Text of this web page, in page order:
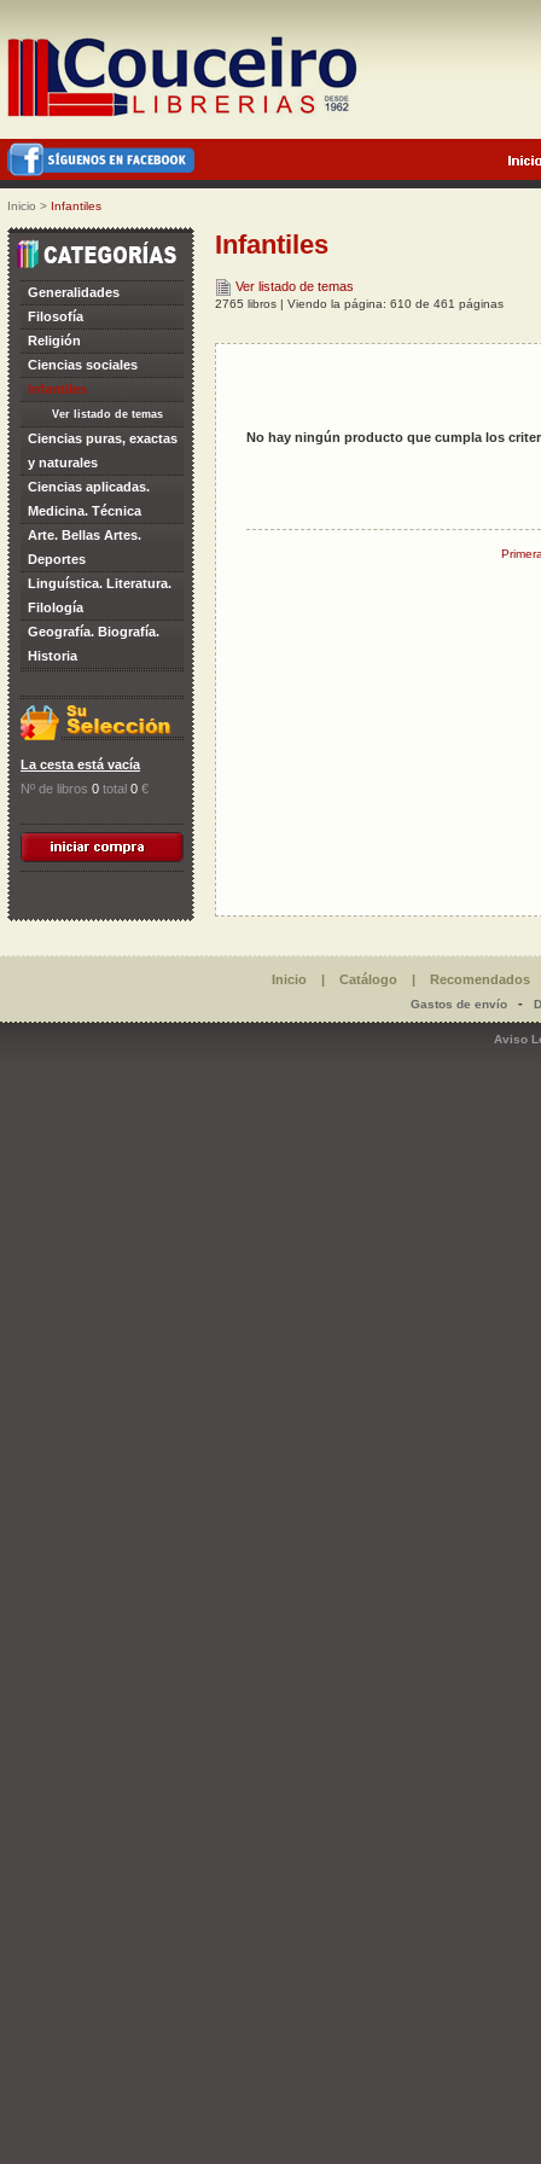
Inicio > Infantiles
Generalidades
Filosofía
Religión
Ciencias sociales
Infantiles
Ver listado de temas
Ciencias puras, exactas
y naturales
Ciencias aplicadas.
Medicina. Técnica
Arte. Bellas Artes.
Deportes
Linguística. Literatura.
Filología
Geografía. Biografía.
Historia
La cesta está vacía
Nº de libros 0 total 0 €
Infantiles
Ver listado de temas
2765 libros | Viendo la página: 610 de 461 páginas
No hay ningún producto que cumpla los
Inicio | Catálogo | Recomendados
Gastos de envío-
Aviso